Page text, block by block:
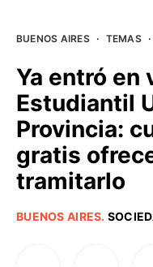
BUENOS AIRES
PROVINCIAS
BUENOS AIRES · TEMAS ·
Ya entró en
Estudiantil
Provincia:
gratis
tramitarlo
BUENOS AIRES.